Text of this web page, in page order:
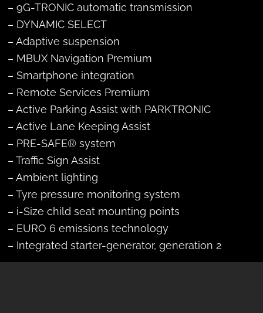
– 9G-TRONIC automatic transmission
– DYNAMIC SELECT
– Adaptive suspension
– MBUX Navigation Premium
– Smartphone integration
– Remote Services Premium
– Active Parking Assist with PARKTRONIC
– Active Lane Keeping Assist
– PRE-SAFE® system
– Traffic Sign Assist
– Ambient lighting
– Tyre pressure monitoring system
– i-Size child seat mounting points
– EURO 6 emissions technology
– Integrated starter-generator, generation 2